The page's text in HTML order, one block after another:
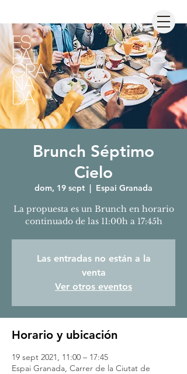
Brunch Séptimo
Cielo
dom, 19 sept
  |
Espai Granada
La propuesta es un Brunch en horario
continuado de las 11:00h a 17:45h
Las entradas no están a la
venta
Ver otros eventos
Horario y ubicación
19 sept 2021, 11:00 – 17:45
Espai Granada, Carrer de la Ciutat de